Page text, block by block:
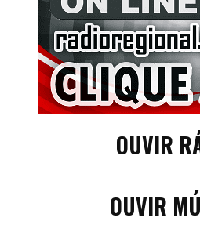
OUVIR
OUVIR